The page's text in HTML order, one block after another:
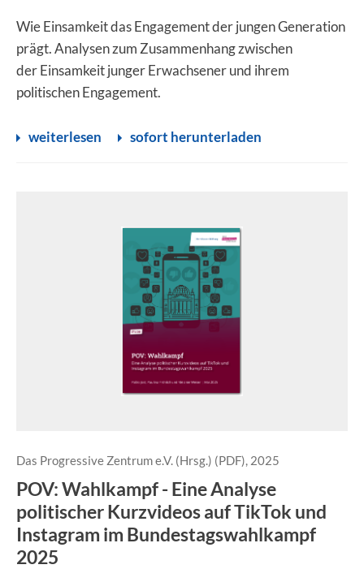
Wie Einsamkeit das Engagement der jungen Generation
prägt. Analysen zum Zusammenhang zwischen
der Einsamkeit junger Erwachsener und ihrem
politischen Engagement.
weiterlesen sofort herunterladen
Das Progressive Zentrum e.V. (Hrsg.) (PDF), 2025
POV: Wahlkampf - Eine Analyse
politischer Kurzvideos auf TikTok und
Instagram im Bundestagswahlkampf
2025